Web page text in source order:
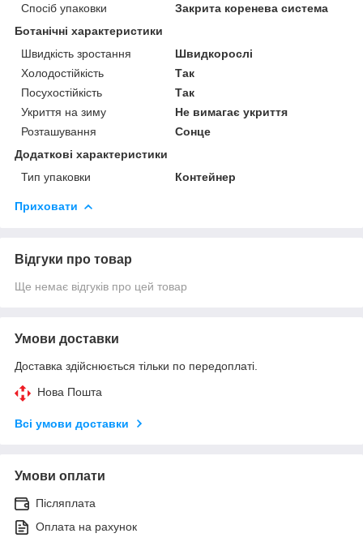
Спосіб упаковки
Закрита коренева система
Ботанічні характеристики
Швидкість зростання
Швидкорослі
Холодостійкість
Так
Посухостійкість
Так
Укриття на зиму
Не вимагає укриття
Розташування
Сонце
Додаткові характеристики
Тип упаковки
Контейнер
Приховати
Відгуки про товар
Ще немає відгуків про цей товар
Умови доставки
Доставка здійснюється тільки по передоплаті.
Нова Пошта
Всі умови доставки
Умови оплати
Післяплата
Оплата на рахунок